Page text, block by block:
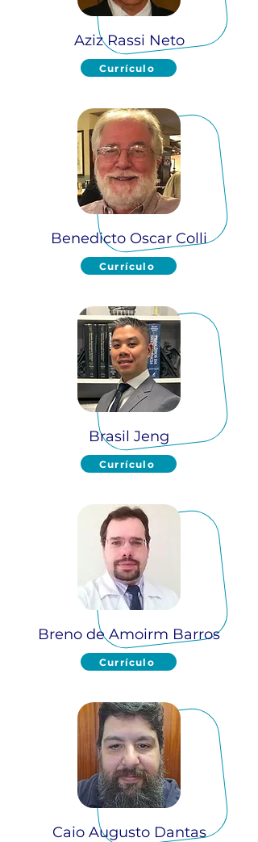
Aziz Rassi Neto
Currículo
Benedicto Oscar Colli
Currículo
Brasil Jeng
Currículo
Breno de Amoirm Barros
Currículo
Caio Augusto Dantas